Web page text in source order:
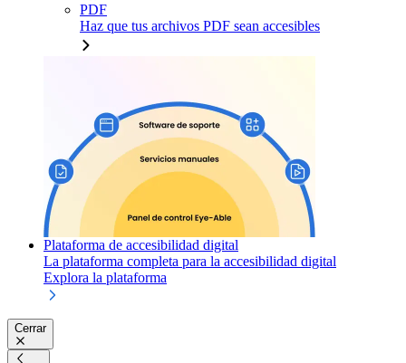
PDF
Haz que tus archivos PDF sean accesibles
Plataforma de accesibilidad digital
La plataforma completa para la accesibilidad digital
Explora la plataforma
Cerrar